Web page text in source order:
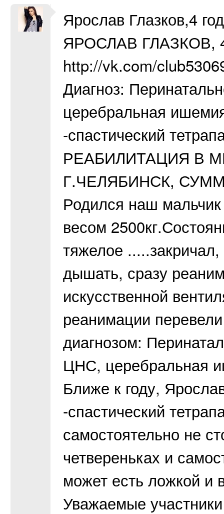
Ярослав Глазков,4
ЯРОСЛАВ ГЛАЗКОВ, 4
http://vk.com/
Диагноз:
церебральная
-спастический
РЕАБИЛИТАЦИЯ В
Г.ЧЕЛЯБИНСК,
Родился наш
весом
тяжелое
дышать, сразу
искусственной
реанимации
диагнозом:
ЦНС, церебральная
Ближе к году,
-спастический
самостоятельно не
четвереньках и
может есть ложкой и
Уважаемые